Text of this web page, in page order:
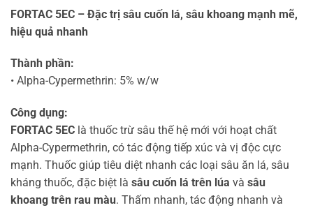
FORTAC 5EC – Đặc trị sâu cuốn lá, sâu khoang mạnh mẽ,
hiệu quả nhanh
Thành phần:
• Alpha-Cypermethrin: 5% w/w
Công dụng:
FORTAC 5EC là thuốc trừ sâu thế hệ mới với hoạt chất
Alpha-Cypermethrin, có tác động tiếp xúc và vị độc cực
mạnh. Thuốc giúp tiêu diệt nhanh các loại sâu ăn lá, sâu
kháng thuốc, đặc biệt là sâu cuốn lá trên lúa và sâu
khoang trên rau màu. Thấm nhanh, tác động nhanh và